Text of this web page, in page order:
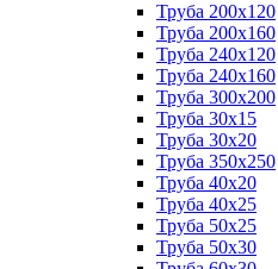
Труба 200x120
Труба 200x160
Труба 240x120
Труба 240x160
Труба 300x200
Труба 30x15
Труба 30x20
Труба 350x250
Труба 40x20
Труба 40x25
Труба 50x25
Труба 50x30